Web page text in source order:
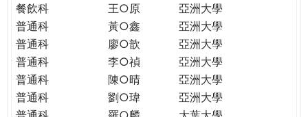
餐飲科
王○原
亞洲大學
普通科
黃○鑫
亞洲大學
普通科
廖○歆
亞洲大學
普通科
李○禎
亞洲大學
普通科
陳○晴
亞洲大學
普通科
劉○瑋
亞洲大學